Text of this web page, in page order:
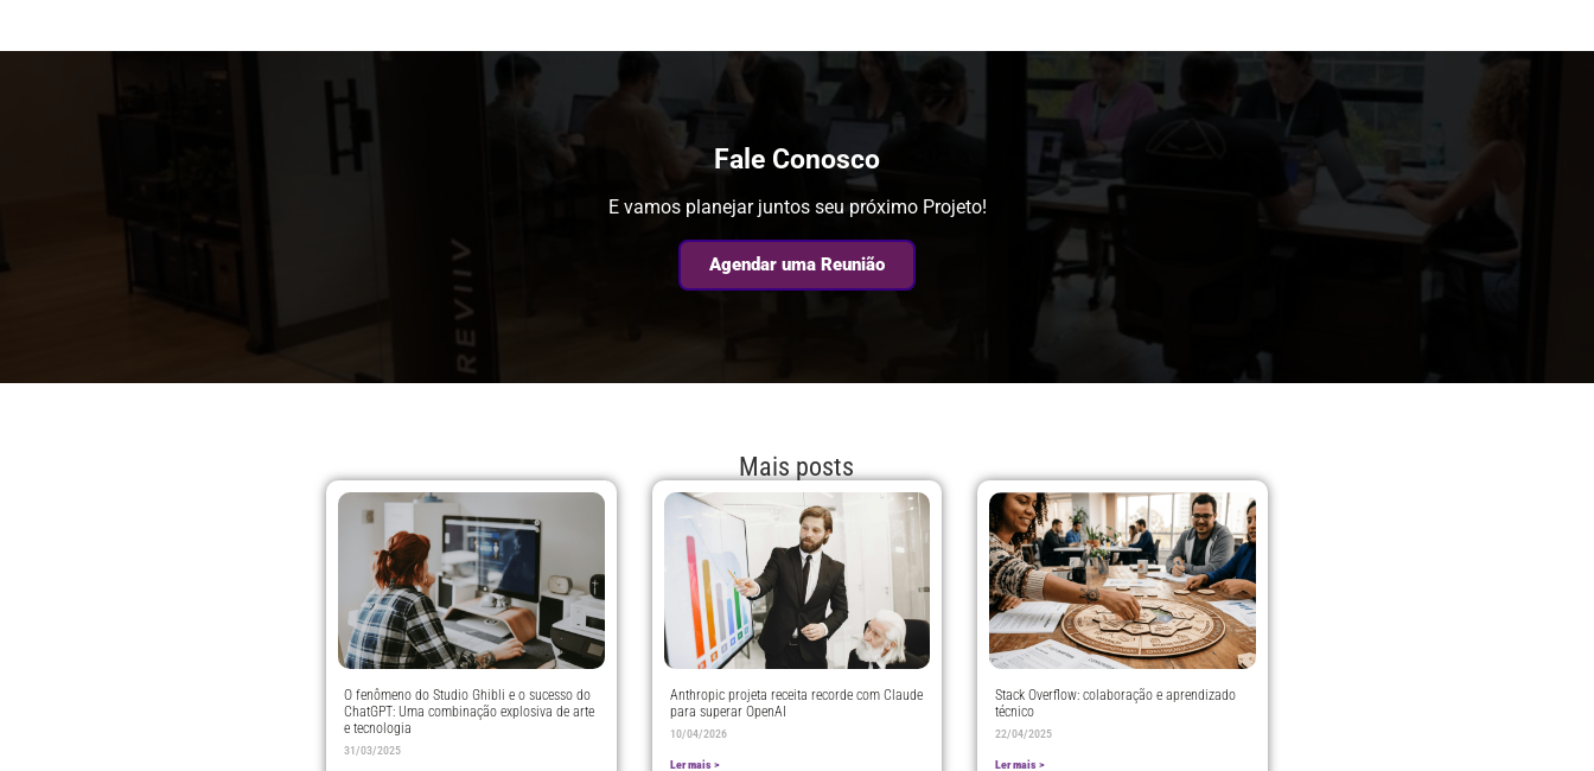
Fale Conosco
E vamos planejar juntos seu próximo Projeto!
Agendar uma Reunião
Mais posts
O fenômeno do Studio Ghibli e o sucesso do
ChatGPT: Uma combinação explosiva de arte
e tecnologia
31/03/2025
Anthropic projeta receita recorde com Claude
para superar OpenAI
10/04/2026
Ler mais >
Stack Overflow: colaboração e aprendizado
técnico
22/04/2025
Ler mais >